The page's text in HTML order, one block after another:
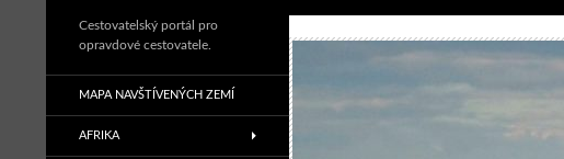
Cestovatelský portál pro
opravdové cestovatele.
MAPA NAVŠTÍVENÝCH ZEMÍ
AFRIKA